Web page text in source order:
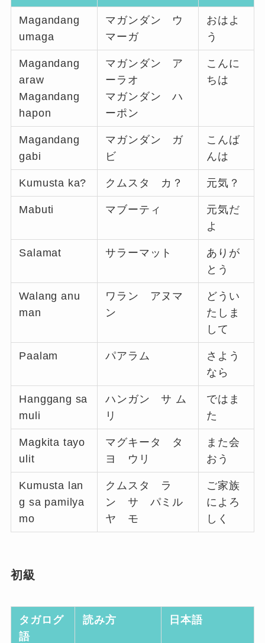
Magandang
umaga
マガンダン ウ
マーガ
おはよ
う
Magandang
araw
Magandang
hapon
マガンダン ア
ーラオ
マガンダン ハ
ーポン
こんに
ちは
Magandang
gabi
マガンダン ガ
ビ
こんば
んは
Kumusta ka? クムスタ カ？ 元気？
Mabuti マブーティ
元気だ
よ
Salamat サラーマット
ありが
とう
Walang anu
man
ワラン アヌマ
ン
どうい
たしま
して
Paalam パアラム
さよう
なら
Hanggang sa
muli
ハンガン サ ム
リ
ではま
た
Magkita tayo
ulit
マグキータ タ
ヨ ウリ
また会
おう
Kumusta lan
g sa pamilya
mo
クムスタ ラ
ン サ パミル
ヤ モ
ご家族
によろ
しく
初級
タガログ
語
読み方 日本語